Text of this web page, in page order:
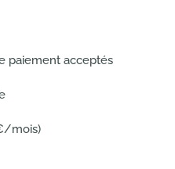
paiement acceptés
mois)